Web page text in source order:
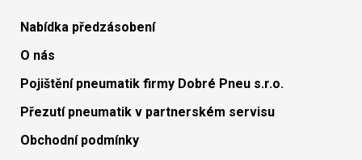
Nabídka předzásobení
O nás
Pojištění pneumatik firmy Dobré Pneu s.r.o.
Přezutí pneumatik v partnerském servisu
Obchodní podmínky